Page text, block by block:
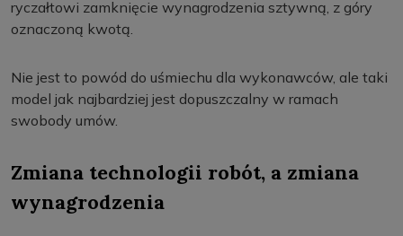
ryczałtowi zamknięcie wynagrodzenia sztywną, z góry
oznaczoną kwotą.
Nie jest to powód do uśmiechu dla wykonawców, ale taki
model jak najbardziej jest dopuszczalny w ramach
swobody umów.
Zmiana technologii robót, a zmiana
wynagrodzenia